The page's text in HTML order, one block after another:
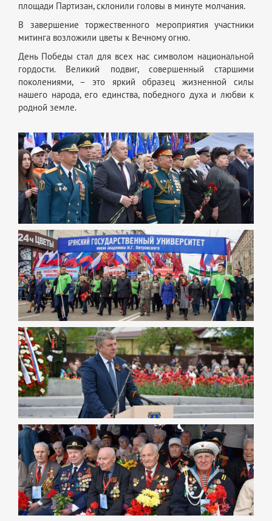
площади Партизан, склонили головы в минуте молчания.
В завершение торжественного мероприятия участники
митинга возложили цветы к Вечному огню.
День Победы стал для всех нас символом национальной
гордости. Великий подвиг, совершенный старшими
поколениями, – это яркий образец жизненной силы
нашего народа, его единства, победного духа и любви к
родной земле.